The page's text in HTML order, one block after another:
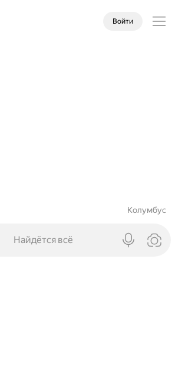
Войти
Колумбус
Найдётся всё